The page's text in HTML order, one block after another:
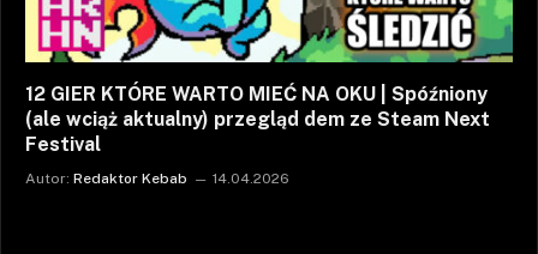
12 GIER KTÓRE WARTO MIEĆ NA OKU | Spóźniony
(ale wciąż aktualny) przegląd dem ze Steam Next
Festival
Autor: Redaktor Kebab 14.04.2026